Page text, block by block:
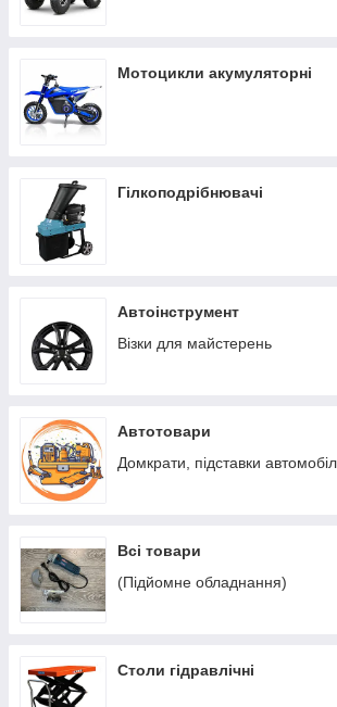
Мотоцикли акумуляторні
Гілкоподрібнювачі
Автоінструмент
Візки для майстерень
Автотовари
Домкрати, підставки
Всі товари
(Підйомне обладнання)
Столи гідравлічні